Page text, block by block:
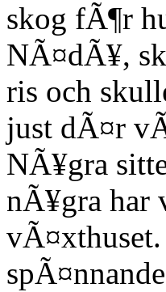
skog fÃ¶r
NÃ¤dÃ¥,
ris och
just dÃ¤r
NÃ¥gra
nÃ¥gra har